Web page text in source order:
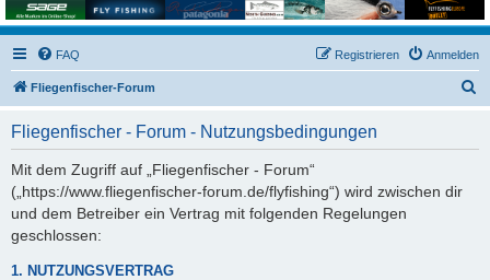
FAQ Anmelden
Registrieren
Fliegenfischer-Forum
Fliegenfischer - Forum - Nutzungsbedingungen
Mit dem Zugriff auf „Fliegenfischer - Forum“
(„https://www.fliegenfischer-forum.de/flyfishing“) wird zwischen dir
und dem Betreiber ein Vertrag mit folgenden Regelungen
geschlossen:
1. NUTZUNGSVERTRAG